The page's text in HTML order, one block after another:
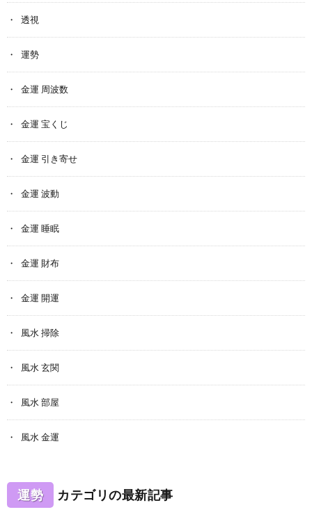
透視
運勢
金運 周波数
金運 宝くじ
金運 引き寄せ
金運 波動
金運 睡眠
金運 財布
金運 開運
風水 掃除
風水 玄関
風水 部屋
風水 金運
運勢 カテゴリの最新記事